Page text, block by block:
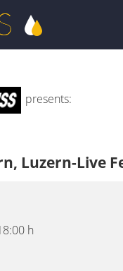
presents:
Luzern-Live
h